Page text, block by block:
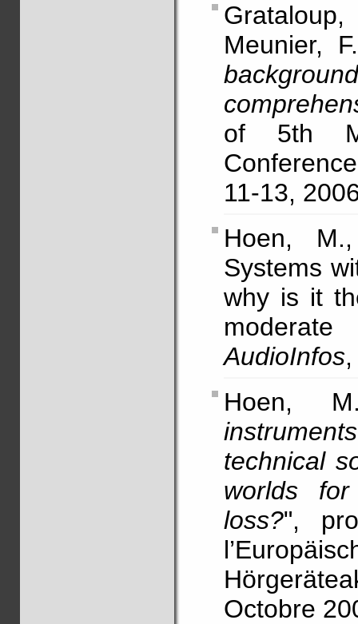
Meunier,
of 5th
11-13,
Hoen,
Systems
why is it
AudioInfos
Hoen,
technical
worlds
loss?",
Octobre